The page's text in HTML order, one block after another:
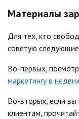
Материалы
Для тех, кто
советую следующие
Во-первых,
маркетингу в
Во-вторых, если вы
клиентам,